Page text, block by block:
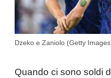
Dzeko e Zaniolo (Getty
Quando ci sono soldi